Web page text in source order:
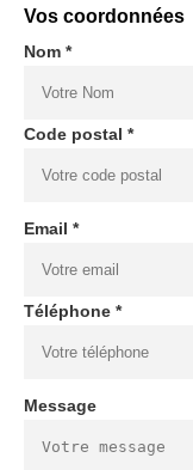
Vos coordonnées
Nom *
Code postal *
Email *
Téléphone *
Message